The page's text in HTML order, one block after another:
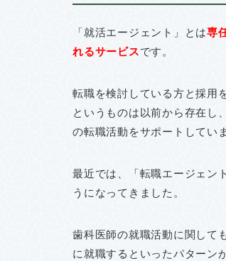
「就活エージェント」とは専
れるサービスです。
転職を検討している方と採用
というものは以前から存在し
の転職活動をサポートしてい
最近では、「転職エージェン
うになってきました。
歯科医師の就職活動に関して
に就職するといったパターン